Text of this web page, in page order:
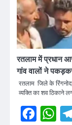
रतलाम में प्रधान
गांव वालों ने
रतलाम जिले के रिंगनोद
व्यक्ति का शव ठिकाने